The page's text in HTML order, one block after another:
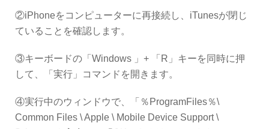
②iPhoneをコンピューターに再接続し、iTunesが閉じ
ていることを確認します。
③キーボードの「Windows 」+ 「R」キーを同時に押
して、「実行」コマンドを開きます。
④実行中のウィンドウで、「％ProgramFiles％\
Common Files \ Apple \ Mobile Device Support \